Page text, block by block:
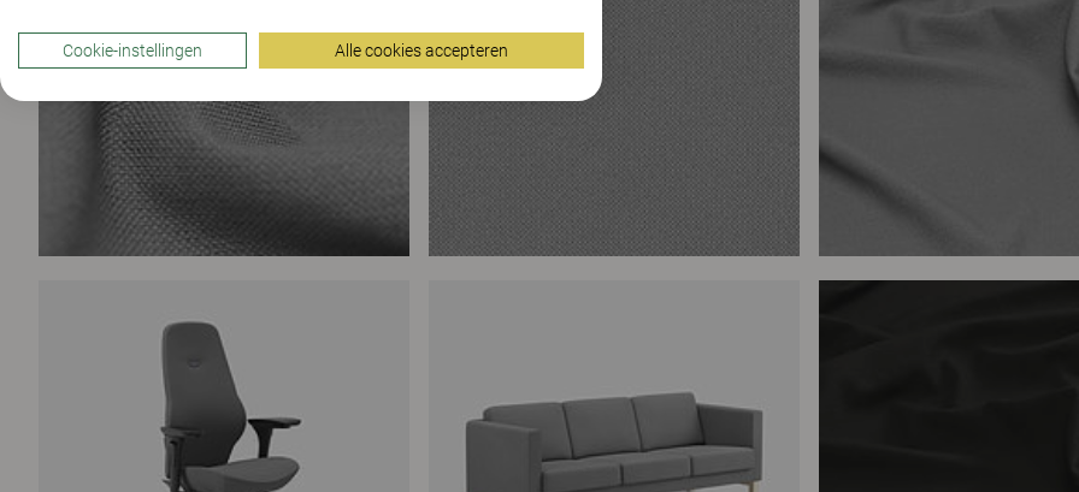
Cookie-instellingen Alle cookies accepteren